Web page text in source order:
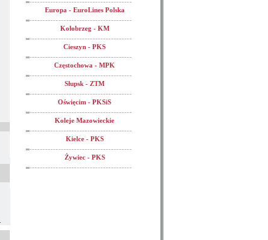
Europa - EuroLines Polska
Kołobrzeg - KM
Cieszyn - PKS
Częstochowa - MPK
Słupsk - ZTM
Oświęcim - PKSiS
Koleje Mazowieckie
Kielce - PKS
Żywiec - PKS